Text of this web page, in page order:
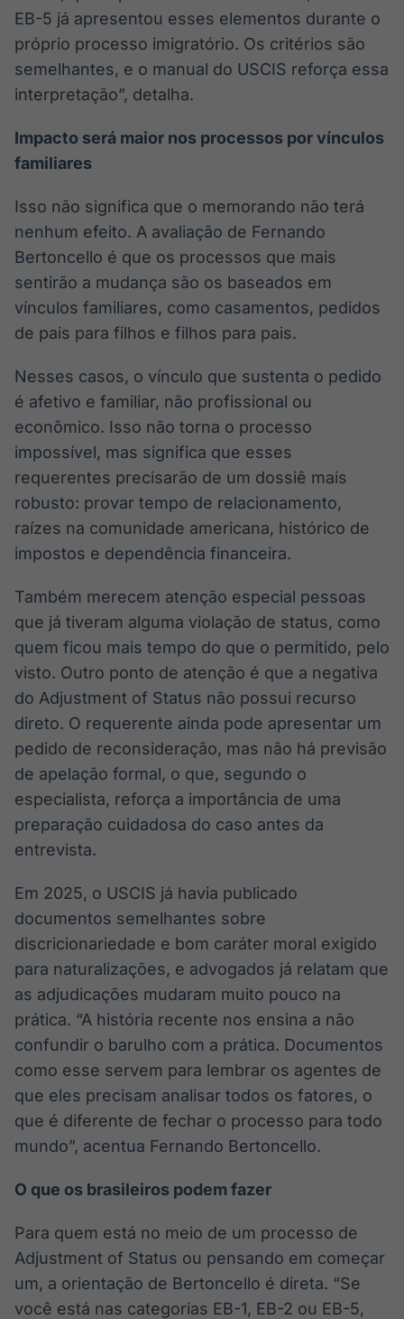
EB-5 já apresentou esses elementos durante o
próprio processo imigratório. Os critérios são
semelhantes, e o manual do USCIS reforça essa
interpretação”, detalha.
Impacto será maior nos processos por vínculos
familiares
Isso não significa que o memorando não terá
nenhum efeito. A avaliação de Fernando
Bertoncello é que os processos que mais
sentirão a mudança são os baseados em
vínculos familiares, como casamentos, pedidos
de pais para filhos e filhos para pais.
Nesses casos, o vínculo que sustenta o pedido
é afetivo e familiar, não profissional ou
econômico. Isso não torna o processo
impossível, mas significa que esses
requerentes precisarão de um dossiê mais
robusto: provar tempo de relacionamento,
raízes na comunidade americana, histórico de
impostos e dependência financeira.
Também merecem atenção especial pessoas
que já tiveram alguma violação de status, como
quem ficou mais tempo do que o permitido, pelo
visto. Outro ponto de atenção é que a negativa
do Adjustment of Status não possui recurso
direto. O requerente ainda pode apresentar um
pedido de reconsideração, mas não há previsão
de apelação formal, o que, segundo o
especialista, reforça a importância de uma
preparação cuidadosa do caso antes da
entrevista.
Em 2025, o USCIS já havia publicado
documentos semelhantes sobre
discricionariedade e bom caráter moral exigido
para naturalizações, e advogados já relatam que
as adjudicações mudaram muito pouco na
prática. “A história recente nos ensina a não
confundir o barulho com a prática. Documentos
como esse servem para lembrar os agentes de
que eles precisam analisar todos os fatores, o
que é diferente de fechar o processo para todo
mundo”, acentua Fernando Bertoncello.
O que os brasileiros podem fazer
Para quem está no meio de um processo de
Adjustment of Status ou pensando em começar
um, a orientação de Bertoncello é direta. “Se
você está nas categorias EB-1, EB-2 ou EB-5,